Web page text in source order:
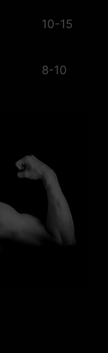
10-15
8-10